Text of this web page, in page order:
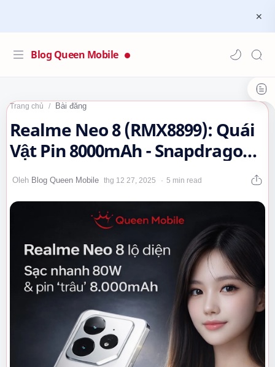
Blog Queen Mobile
Trang chủ Bài đăng
Realme Neo 8 (RMX8899): Quái
Vật Pin 8000mAh - Snapdragon 8
Gen 5 Chinh Phục Mọi Giới
Hạn…
5 min read